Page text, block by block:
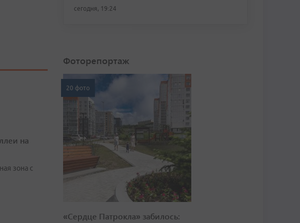
на
зона с
сегодня, 19:24
Фоторепортаж
20 фото
«Сердце Патрокла» забилось: